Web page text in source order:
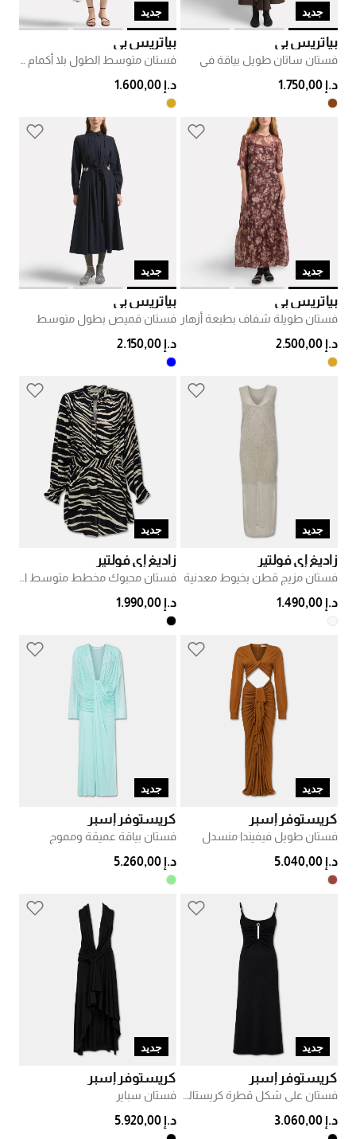
جديد
بياتريس بي
فستان ساتان طويل بياقة في
د.إ 1.750,00
جديد
بياتريس بي
د.إ 1.600,00
جديد
بياتريس بي
فستان طويلة شفاف بطبعة أزهار
د.إ 2.500,00
جديد
بياتريس بي
فستان قميص بطول متوسط
د.إ 2.150,00
جديد
زاديغ إي فولتير
فستان مزيج قطن بخيوط معدنية
د.إ 1.490,00
جديد
زاديغ إي فولتير
د.إ 1.990,00
جديد
كريستوفر إسبر
فستان طويل فيفيندا منسدل
د.إ 5.040,00
جديد
كريستوفر إسبر
فستان بياقة عميقة ومموج
د.إ 5.260,00
جديد
كريستوفر إسبر
د.إ 3.060,00
جديد
كريستوفر إسبر
فستان سباير
د.إ 5.920,00